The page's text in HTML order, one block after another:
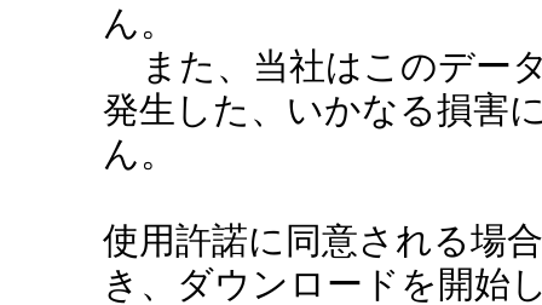
ん。
また、当社はこのデー
発生した、いかなる損害
ん。
使用許諾に同意される場
き、ダウンロードを開始